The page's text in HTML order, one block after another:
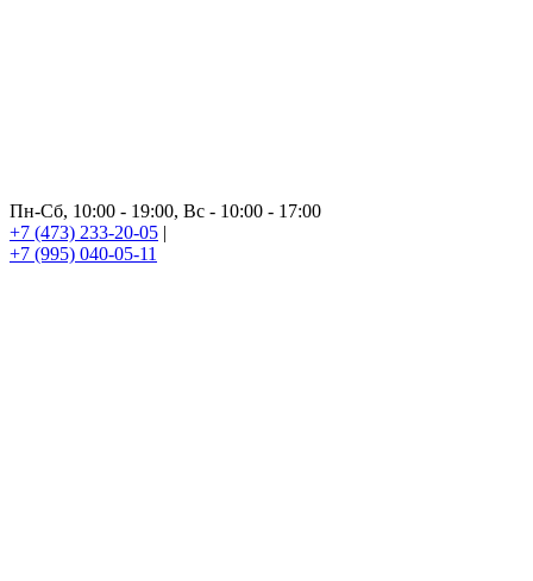
Пн-Сб, 10:00 - 19:00, Вс - 10:00 - 17:00
+7 (473) 233-20-05 |
+7 (995) 040-05-11